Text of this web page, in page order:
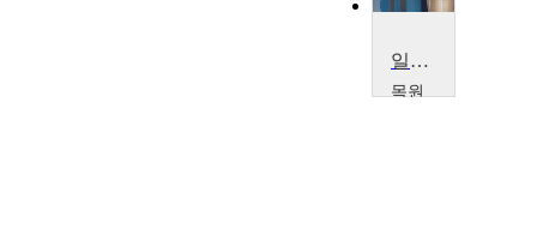
일반화학및실험 1
목원